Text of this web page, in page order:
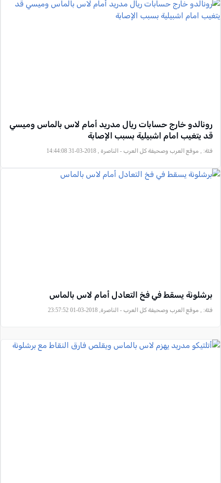
رونالدو خارج حسابات ريال مدريد أمام لاس بالماس وميسي
قد يتغيب امام اشبيلية بسبب الإصابة
فئة: , موقع العرب وصحيفة كل العرب - الناصرة , 2018-03-31 14:44:08
برشلونة يسقط في فخ التعادل أمام لاس بالماس
فئة: , موقع العرب وصحيفة كل العرب - الناصرة, 2018-03-01 23:57:52